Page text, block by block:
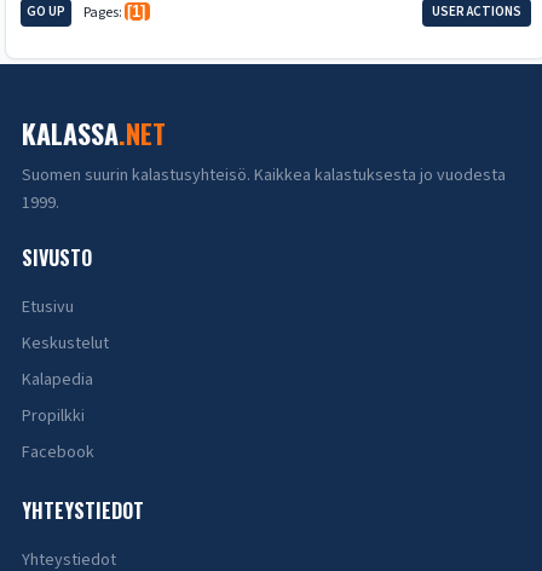
GO UP Pages 1 USER ACTIONS
KALASSA.NET
Suomen suurin kalastusyhteisö. Kaikkea kalastuksesta jo vuodesta
1999.
SIVUSTO
Etusivu
Keskustelut
Kalapedia
Propilkki
Facebook
YHTEYSTIEDOT
Yhteystiedot